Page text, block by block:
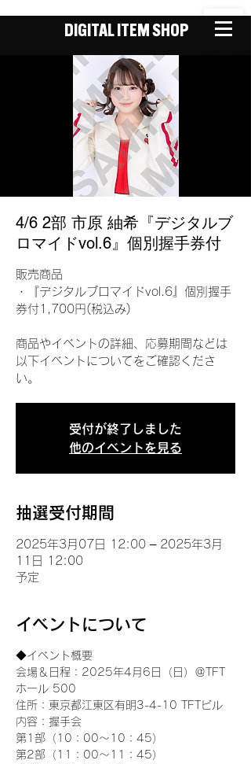
DIGITAL ITEM SHOP
4/6 2部 市原 紬希『デジタルブ
ロマイドvol.6』個別握手券付
販売商品
・『デジタルブロマイドvol.6』個別握手
券付1,700円(税込み)
商品やイベントの詳細、応募期間などは
以下イベントについてをご確認くださ
い。
受付が終了しました
他のイベントを見る
抽選受付期間
2025年3月07日 12:00 – 2025年3月
11日 12:00
予定
イベントについて
◆イベント概要
会場＆日程：2025年4月6日（日）＠TFT
ホール 500
住所：東京都江東区有明3-4-10 TFTビル
内容：握手会
第1部（10：00～10：45）
第2部（11：00～11：45）